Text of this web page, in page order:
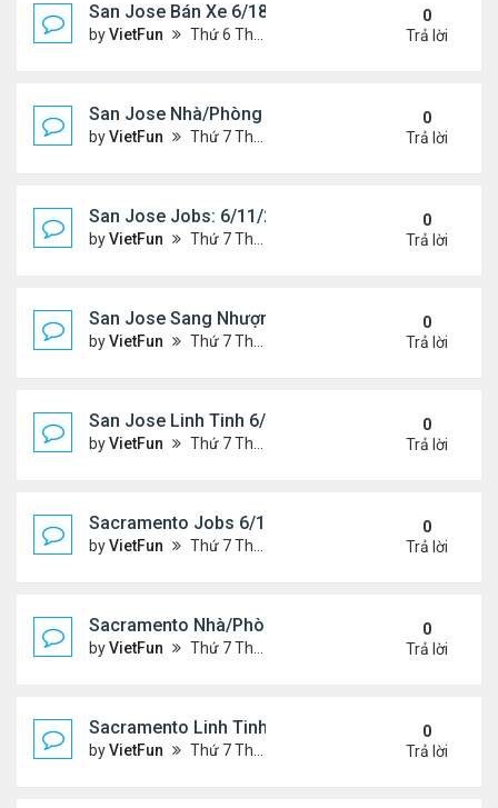
San Jose Bán Xe 6/18/21 - 6/25/21
byVietFun Thứ 6 Tháng 6 18, 2021 1:53 pm
0
Trả lời
San Jose Nhà/Phòng 6/11/21- 6/18/21
byVietFun Thứ 7 Tháng 6 12, 2021 10:29 am
0
Trả lời
San Jose Jobs: 6/11/21- 6/18/2021
byVietFun Thứ 7 Tháng 6 12, 2021 10:28 am
0
Trả lời
San Jose Sang Nhượng 6/11/21-6/18/21
byVietFun Thứ 7 Tháng 6 12, 2021 10:25 am
0
Trả lời
San Jose Linh Tinh 6/11/21 - 6/18/21
byVietFun Thứ 7 Tháng 6 12, 2021 10:24 am
0
Trả lời
Sacramento Jobs 6/11/21- 6/18/21
byVietFun Thứ 7 Tháng 6 12, 2021 10:19 am
0
Trả lời
Sacramento Nhà/Phòng 6/11/21- 6/18/21
byVietFun Thứ 7 Tháng 6 12, 2021 10:17 am
0
Trả lời
Sacramento Linh Tinh 6/11/21- 6/18/21
byVietFun Thứ 7 Tháng 6 12, 2021 10:15 am
0
Trả lời